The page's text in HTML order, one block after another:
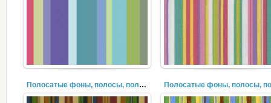
Полосатые фоны, полосы, полоски, лучи (31)